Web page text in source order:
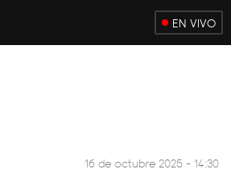
EN VIVO
16 de octubre 2025 - 14:30